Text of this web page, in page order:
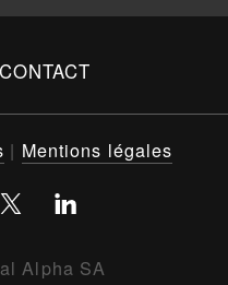
CONTACT
Alpha SA
| Mentions légales